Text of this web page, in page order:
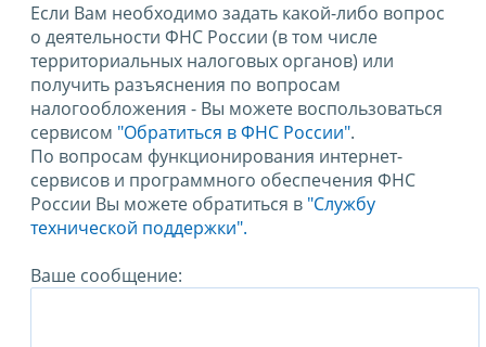
Если Вам необходимо задать какой-либо вопрос
о деятельности ФНС России (в том числе
территориальных налоговых органов) или
получить разъяснения по вопросам
налогообложения - Вы можете воспользоваться
сервисом "Обратиться в ФНС России".
По вопросам функционирования интернет-
сервисов и программного обеспечения ФНС
России Вы можете обратиться в "Службу
технической поддержки".
Ваше сообщение: